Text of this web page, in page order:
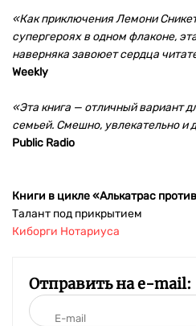
«Как приключения Лемони
супергероях в одном флаконе,
наверняка завоюет сердца
Weekly
«Эта книга — отличный вариант
семьей. Смешно, увлекательно и
Public Radio
Книги в цикле «Алькатрас
Талант под прикрытием
Киборги Нотариуса
Отправить на e-mail: